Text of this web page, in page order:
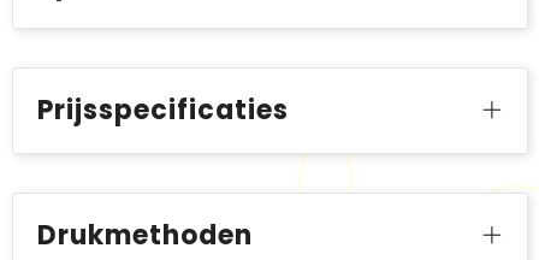
Prijsspecificaties
Drukmethoden